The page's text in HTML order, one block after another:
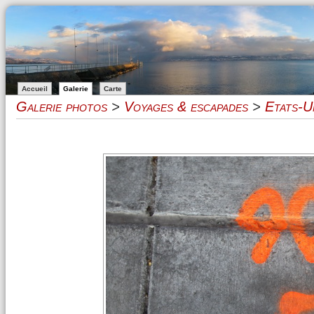
Accueil Galerie Carte
Galerie photos > Voyages & escapades > Etats-